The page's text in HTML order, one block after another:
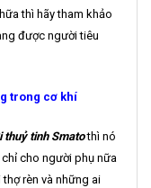
thì hãy tham khảo
được người tiêu
trong cơ khí
thuỷ tinh Smatothì nó
cho người phụ nữa
rèn và những ai